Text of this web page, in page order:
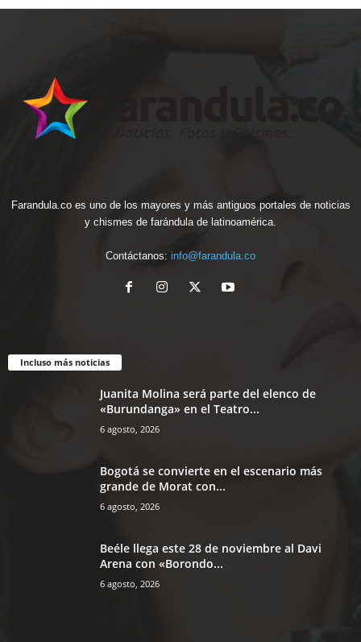
Farandula.co es uno de los mayores y más antiguos portales de noticias
y chismes de farándula de latinoamérica.
Contáctanos: info@farandula.co
Incluso más noticias
Juanita Molina será parte del elenco de
«Burundanga» en el Teatro...
6 agosto, 2026
Bogotá se convierte en el escenario más
grande de Morat con...
6 agosto, 2026
Beéle llega este 28 de noviembre al Davi
Arena con «Borondo...
6 agosto, 2026